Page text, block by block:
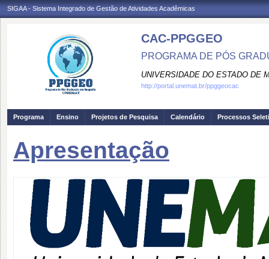
SIGAA - Sistema Integrado de Gestão de Atividades Acadêmicas
CAC-PPGGEO
PROGRAMA DE PÓS
UNIVERSIDADE DO ESTADO DE
http://portal.unemat.br/ppggeocac
Programa Ensino Projetos de Pesquisa Calendário Processos
Apresentação